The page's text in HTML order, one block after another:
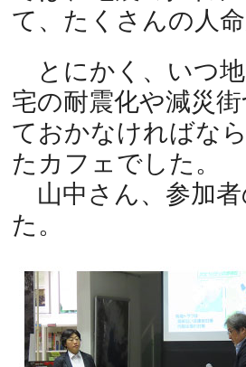
て、たくさんの人
とにかく、いつ
宅の耐震化や減災
ておかなければな
たカフェでした。
山中さん、参加
た。